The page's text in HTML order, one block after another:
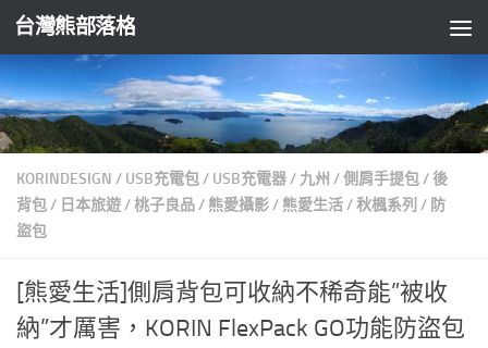
Skip to content
台灣熊部落格
KORINDESIGN / USB充電包/ USB充電器/ 九州 /側肩手提包/後
背包/ 日本旅遊/桃子良品/ 熊愛攝影/ 熊愛生活/秋楓系列 / 防
盜包
[熊愛生活]側肩背包可收納不稀奇能”被收
納”才厲害，KORIN FlexPack GO功能防盜包